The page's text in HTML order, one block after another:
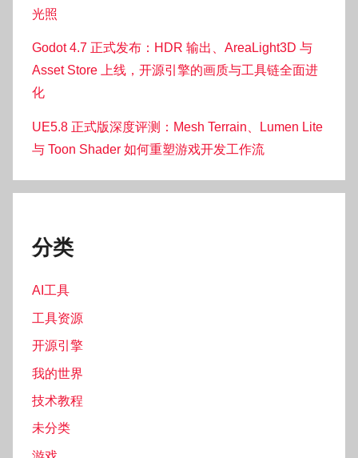
光照
Godot 4.7 正式发布：HDR 输出、AreaLight3D 与
Asset Store 上线，开源引擎的画质与工具链全面进
化
UE5.8 正式版深度评测：Mesh Terrain、Lumen Lite
与 Toon Shader 如何重塑游戏开发工作流
分类
AI工具
工具资源
开源引擎
我的世界
技术教程
未分类